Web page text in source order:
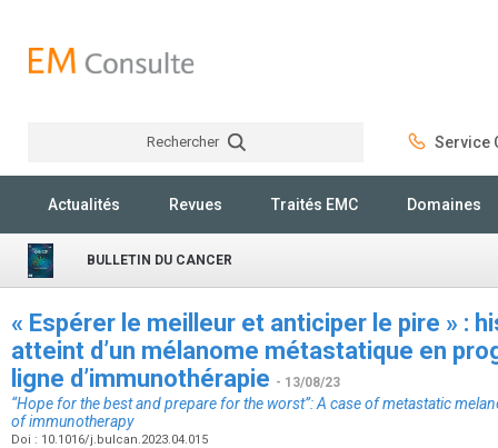
Rechercher Service
Actualités Revues Traités EMC Domaines
BULLETIN DU CANCER
« Espérer le meilleur et anticiper le pire » :
atteint d’un mélanome métastatique en
ligne d’immunothérapie - 13/08/23
“Hope for the best and prepare for the worst”: A case of metastatic
of immunotherapy
Doi : 10.1016/j.bulcan.2023.04.015